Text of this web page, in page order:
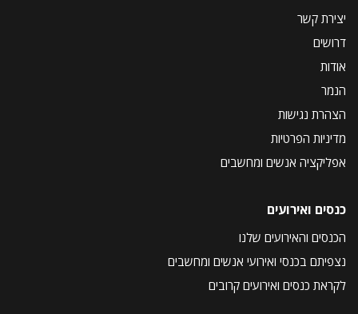
יצירת קשר
דרושים
אודות
הנמר
הצהרת נגישות
מדיניות הפרטיות
אפליקציה אנשים ומחשבים
כנסים ואירועים
הכנסים והאירועים שלנו
נצפיתם בכנסי ואירועי אנשים ומחשבים
לקראת כנסים ואירועים קרובים